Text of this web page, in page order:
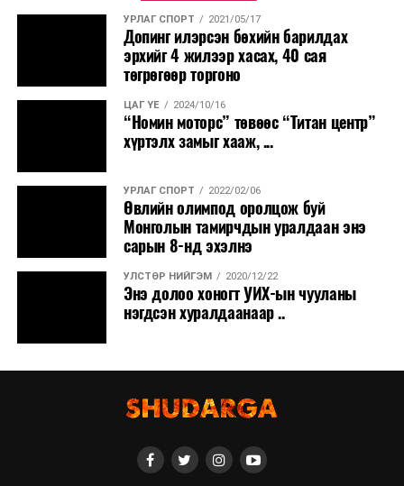
УРЛАГ СПОРТ 2021/05/17
Допинг илэрсэн бөхийн барилдах
эрхийг 4 жилээр хасах, 40 сая
төгрөгөөр торгоно
ЦАГ ҮЕ 2024/10/16
“Номин моторс” төвөөс “Титан центр”
хүртэлх замыг хааж, ...
УРЛАГ СПОРТ 2022/02/06
Өвлийн олимпод оролцож буй
Монголын тамирчдын уралдаан энэ
сарын 8-нд эхэлнэ
УЛСТӨР НИЙГЭМ 2020/12/22
Энэ долоо хоногт УИХ-ын чууланы
нэгдсэн хуралдаанаар ..